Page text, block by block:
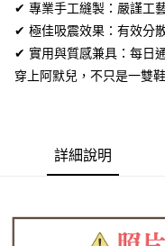
AFTEE先享後付
相關說明
【關於「AFTEE先享後付」】
AFTEE先享後付是「在收到
【「AFTEE先享後付」結帳流
２．訂單成立數日內，您將
３．收到繳費通知簡訊後14
ATM付款
全家取貨付款
✔ 專業手工縫製：嚴謹工
✔ 極佳吸震效果：有效分
✔ 實用與質感兼具：每日
穿上阿默兒，不只是一雙
詳細說明